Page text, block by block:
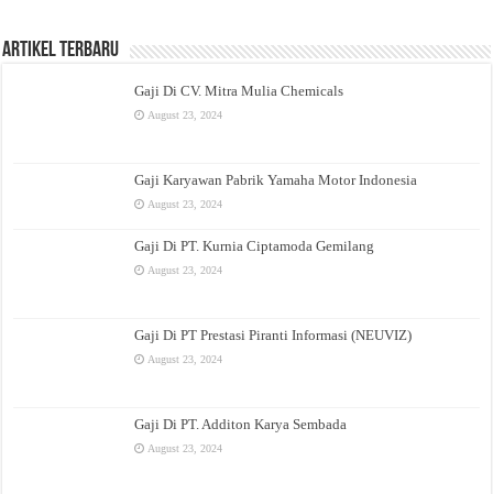
Artikel Terbaru
Gaji Di CV. Mitra Mulia Chemicals
August 23, 2024
Gaji Karyawan Pabrik Yamaha Motor Indonesia
August 23, 2024
Gaji Di PT. Kurnia Ciptamoda Gemilang
August 23, 2024
Gaji Di PT Prestasi Piranti Informasi (NEUVIZ)
August 23, 2024
Gaji Di PT. Additon Karya Sembada
August 23, 2024